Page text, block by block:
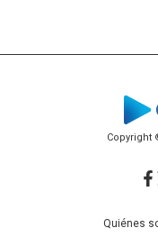
Copyright
Quiénes